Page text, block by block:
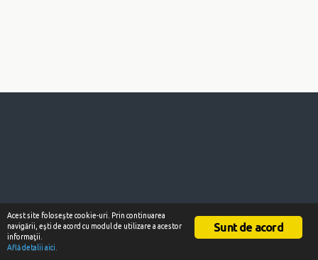
Sunt de acord
Acest site foloseşte cookie-uri. Prin continuarea
navigării, eşti de acord cu modul de utilizare a acestor
informaţii.
Află detalii aici.